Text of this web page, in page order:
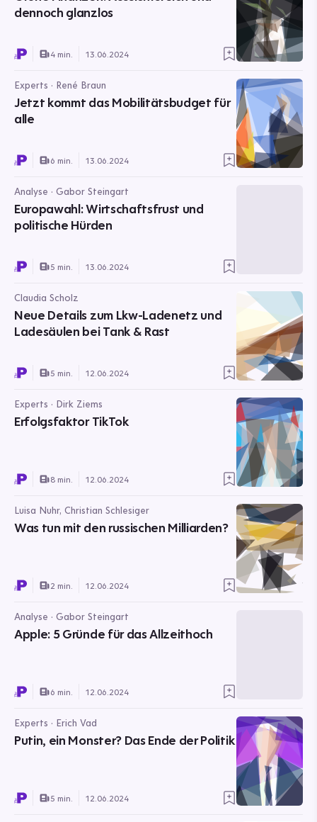
dennoch glanzlos
4 min. 13.06.2024
Experts · René Braun
Jetzt kommt das Mobilitätsbudget für
alle
6 min. 13.06.2024
Analyse · Gabor Steingart
Europawahl: Wirtschaftsfrust und
politische Hürden
5 min. 13.06.2024
Claudia Scholz
Neue Details zum Lkw-Ladenetz und
Ladesäulen bei Tank & Rast
5 min. 12.06.2024
Experts · Dirk Ziems
Erfolgsfaktor TikTok
8 min. 12.06.2024
Luisa Nuhr, Christian Schlesiger
Was tun mit den russischen Milliarden?
2 min. 12.06.2024
Analyse · Gabor Steingart
Apple: 5 Gründe für das Allzeithoch
6 min. 12.06.2024
Experts · Erich Vad
Putin, ein Monster? Das Ende der Politik
5 min. 12.06.2024